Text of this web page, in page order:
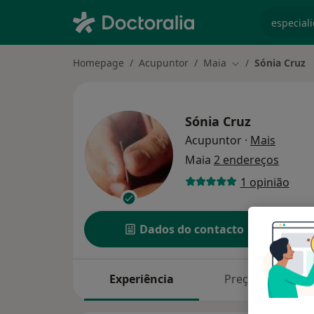
Homepage Acupuntor Maia Mudar de cidade
Sónia Cruz
Sónia Cruz
Acupuntor · Mais
Maia 2 endereços
1 opinião
Dados do contacto
Experiência Preços